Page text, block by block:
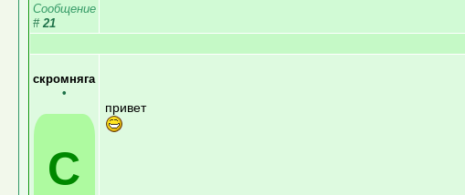
Сообщение
# 21
скромняга
•
С
привет